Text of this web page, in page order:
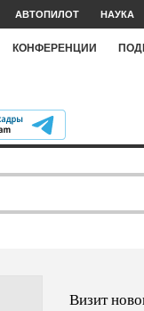
АВТОПИЛОТ НАУКА
КОНФЕРЕНЦИИ
Визит